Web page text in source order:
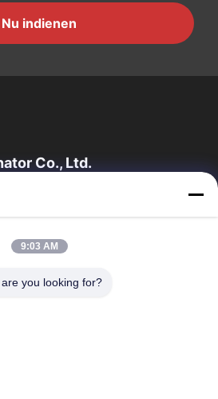
Nu indienen
Co., Ltd.
Over Ons
Kwaliteitscontrole
9:03 AM
you looking for?